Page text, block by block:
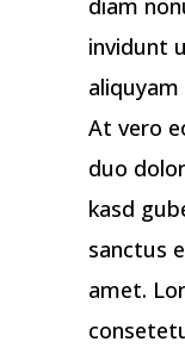
invidunt
At vero
duo
kasd
sanctus
amet.